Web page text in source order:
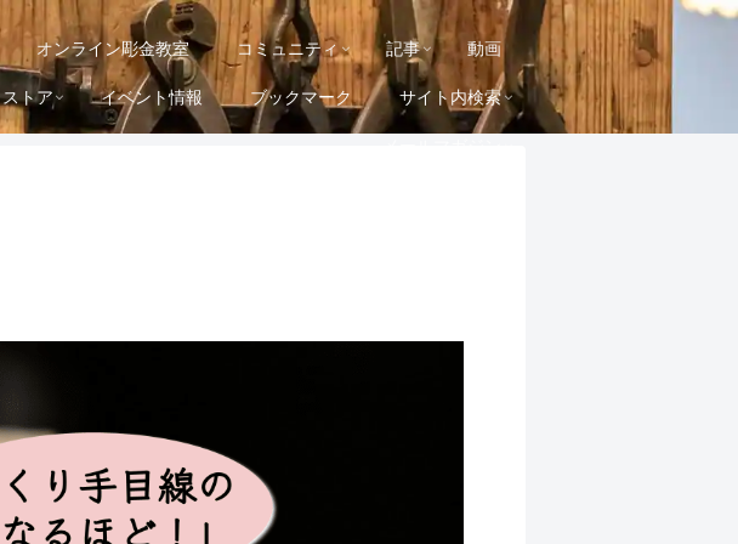
オンライン彫金教室 コミュニティ 記事 動画
ストア イベント情報 ブックマーク サイト内検索